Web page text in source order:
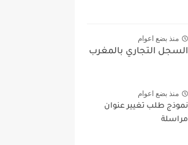
منذ بضع اعوام
السجل التجاري بالمغرب
منذ بضع اعوام
نموذج طلب تغيير عنوان
مراسلة